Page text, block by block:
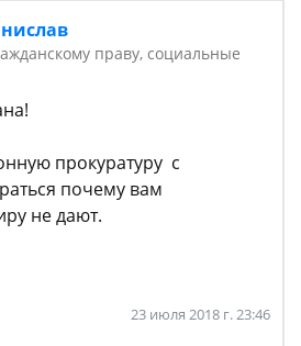
праву, социальные
прокуратуру с
почему вам
не дают.
23 июля 2018 г. 23:46